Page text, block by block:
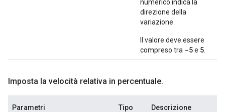
numerico indica la
direzione della
variazione.
Il valore deve essere
compreso tra -5e 5
Imposta la velocità relativa in percentuale.
Parametri Tipo Descrizione